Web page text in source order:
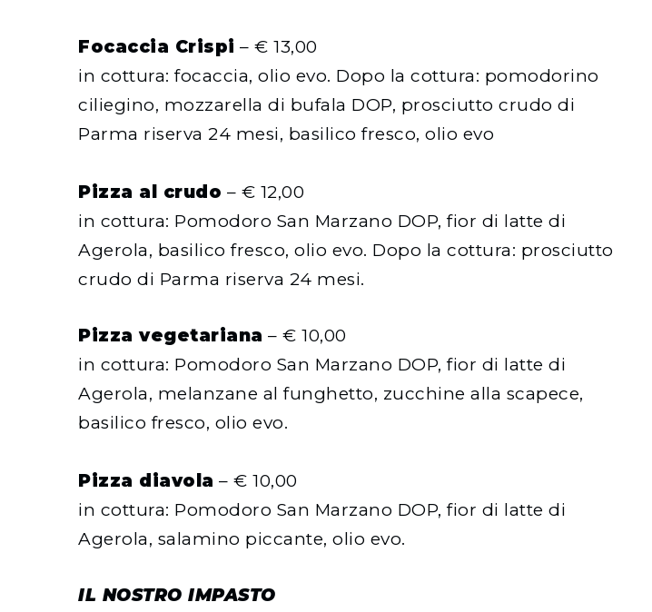
Focaccia Crispi – € 13,00
in cottura: focaccia, olio evo. Dopo la cottura: pomodorino
ciliegino, mozzarella di bufala DOP, prosciutto crudo di
Parma riserva 24 mesi, basilico fresco, olio evo
Pizza al crudo – € 12,00
in cottura: Pomodoro San Marzano DOP, fior di latte di
Agerola, basilico fresco, olio evo. Dopo la cottura: prosciutto
crudo di Parma riserva 24 mesi.
Pizza vegetariana – € 10,00
in cottura: Pomodoro San Marzano DOP, fior di latte di
Agerola, melanzane al funghetto, zucchine alla scapece,
basilico fresco, olio evo.
Pizza diavola – € 10,00
in cottura: Pomodoro San Marzano DOP, fior di latte di
Agerola, salamino piccante, olio evo.
IL NOSTRO IMPASTO